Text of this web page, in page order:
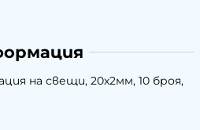
на свещи, 20х2мм, 10 броя,